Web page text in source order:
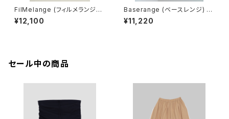
FilMelange (フィルメランジェ)
EMMA / エマ VINTAGE TENJ
IKU (charcoal khaki)
¥12,100
Baserange (ベースレンジ) U
NSEEN TANK (MORUS BEIG
E)
¥11,220
セール中の商品